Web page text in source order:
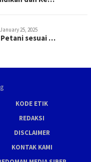
January 25, 2025
Petani sesuai …
KODE ETIK
REDAKSI
DISCLAIMER
KONTAK KAMI